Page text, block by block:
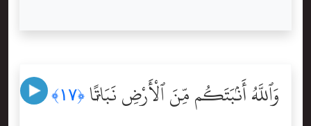
وَٱللَّهُ أَنۢبَتَكُم مِّنَ ٱلْأَرْضِ نَبَاتًۭا ﴿١٧﴾